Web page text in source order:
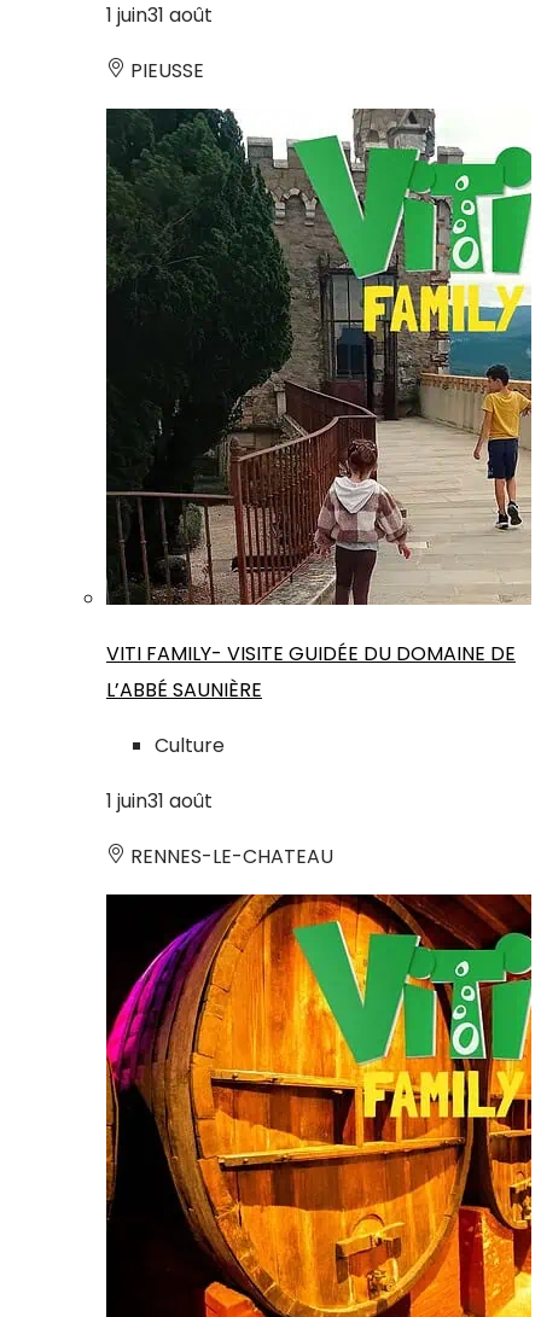
1 juin31 août
PIEUSSE
VITI FAMILY- VISITE GUIDÉE DU DOMAINE DE
L’ABBÉ SAUNIÈRE
Culture
1 juin31 août
RENNES-LE-CHATEAU